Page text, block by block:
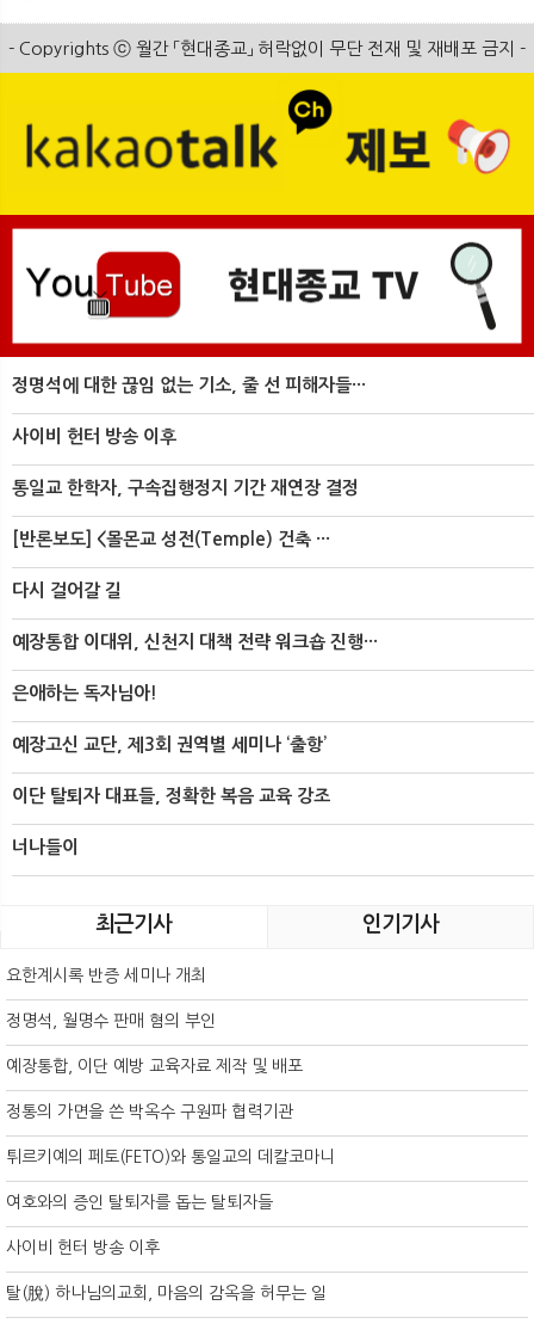
- Copyrights ⓒ 월간 「현대종교」 허락없이 무단 전재 및 재배포 금지 -
정명석에 대한 끊임 없는 기소, 줄 선 피해자들···
사이비 헌터 방송 이후
통일교 한학자, 구속집행정지 기간 재연장 결정
[반론보도] <몰몬교 성전(Temple) 건축 ···
다시 걸어갈 길
예장통합 이대위, 신천지 대책 전략 워크숍 진행···
은애하는 독자님아!
예장고신 교단, 제3회 권역별 세미나 ‘출항’
이단 탈퇴자 대표들, 정확한 복음 교육 강조
너나들이
최근기사 인기기사
요한계시록 반증 세미나 개최
정명석, 월명수 판매 혐의 부인
예장통합, 이단 예방 교육자료 제작 및 배포
정통의 가면을 쓴 박옥수 구원파 협력기관
튀르키예의 페토(FETO)와 통일교의 데칼코마니
여호와의 증인 탈퇴자를 돕는 탈퇴자들
사이비 헌터 방송 이후
탈(脫) 하나님의교회, 마음의 감옥을 허무는 일